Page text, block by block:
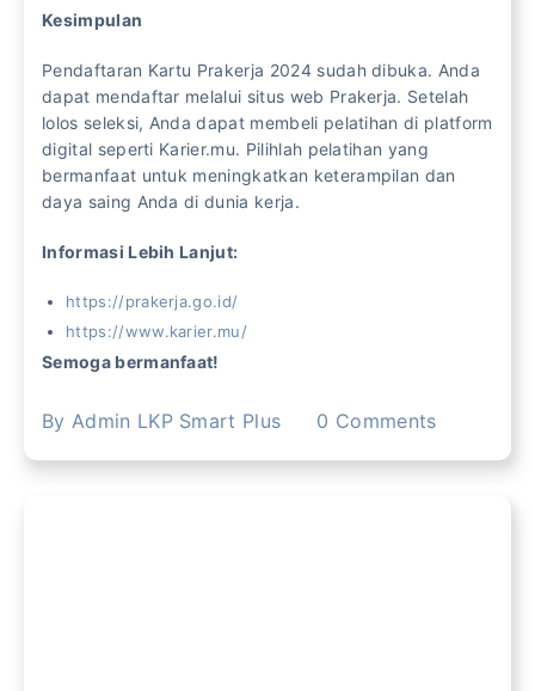
Kesimpulan
Pendaftaran Kartu Prakerja 2024 sudah dibuka. Anda
dapat mendaftar melalui situs web Prakerja. Setelah
lolos seleksi, Anda dapat membeli pelatihan di platform
digital seperti Karier.mu. Pilihlah pelatihan yang
bermanfaat untuk meningkatkan keterampilan dan
daya saing Anda di dunia kerja.
Informasi Lebih Lanjut:
https://prakerja.go.id/
https://www.karier.mu/
Semoga bermanfaat!
By Admin LKP Smart Plus 0 Comments